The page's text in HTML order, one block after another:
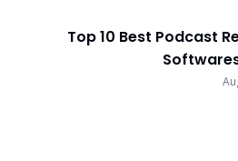
Top 10 Best Podcast